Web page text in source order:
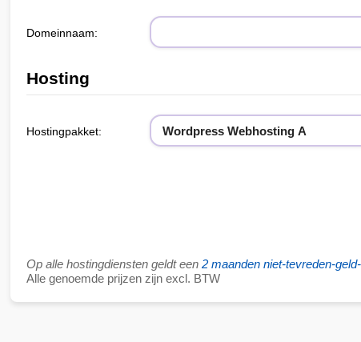
Domeinnaam:
Hosting
Hostingpakket:
Op alle hostingdiensten geldt een2 maanden niet-tevreden-
Alle genoemde prijzen zijn excl. BTW